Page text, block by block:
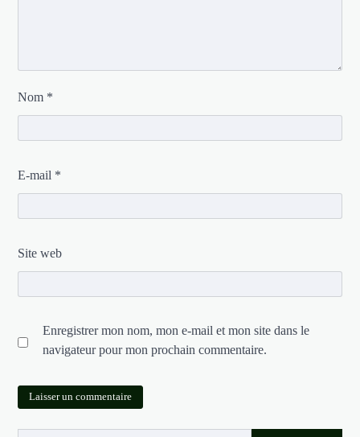
Nom *
E-mail *
Site web
Enregistrer mon nom, mon e-mail et mon site dans le
navigateur pour mon prochain commentaire.